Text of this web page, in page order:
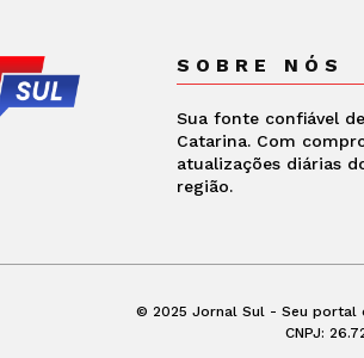
SOBRE NÓS
Sua fonte confiável
Catarina. Com
atualizações diárias
região.
© 2025 Jornal Sul - Seu portal
CNPJ: